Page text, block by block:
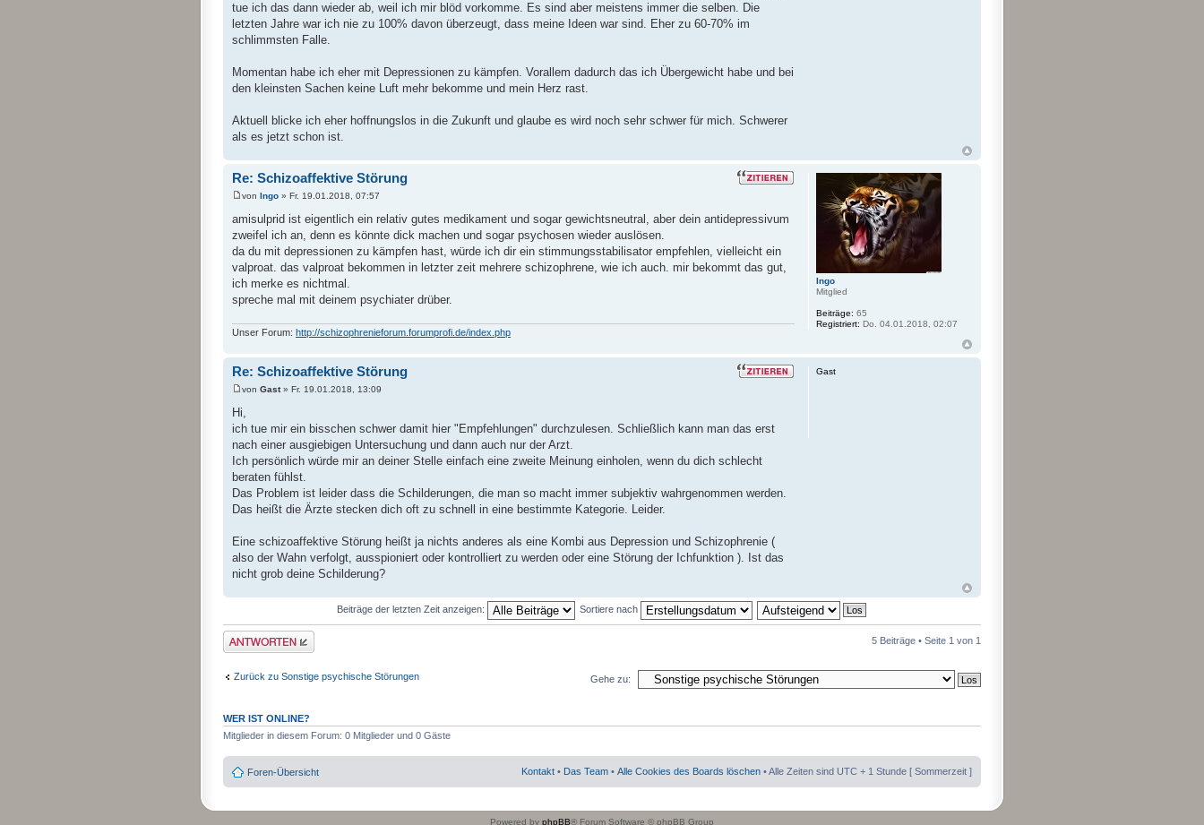
tue ich das dann wieder ab, weil ich mir blöd vorkomme. Es sind aber meistens immer die selben. Die
letzten Jahre war ich nie zu 100% davon überzeugt, dass meine Ideen war sind. Eher zu 60-70% im
schlimmsten Falle.
Momentan habe ich eher mit Depressionen zu kämpfen. Vorallem dadurch das ich Übergewicht habe und bei
den kleinsten Sachen keine Luft mehr bekomme und mein Herz rast.
Aktuell blicke ich eher hoffnungslos in die Zukunft und glaube es wird noch sehr schwer für mich. Schwerer
als es jetzt schon ist.
Re: Schizoaffektive Störung
von Ingo » Fr. 19.01.2018, 07:57
amisulprid ist eigentlich ein relativ gutes medikament und sogar gewichtsneutral, aber dein antidepressivum
zweifel ich an, denn es könnte dick machen und sogar psychosen wieder auslösen.
da du mit depressionen zu kämpfen hast, würde ich dir ein stimmungsstabilisator empfehlen, vielleicht ein
valproat. das valproat bekommen in letzter zeit mehrere schizophrene, wie ich auch. mir bekommt das gut,
ich merke es nichtmal.
spreche mal mit deinem psychiater drüber.
Unser Forum: http://schizophrenieforum.forumprofi.de/index.php
Ingo
Mitglied
Beiträge: 65
Registriert: Do. 04.01.2018, 02:07
Re: Schizoaffektive Störung
von Gast» Fr. 19.01.2018, 13:09
Hi,
ich tue mir ein bisschen schwer damit hier "Empfehlungen" durchzulesen. Schließlich kann man das erst
nach einer ausgiebigen Untersuchung und dann auch nur der Arzt.
Ich persönlich würde mir an deiner Stelle einfach eine zweite Meinung einholen, wenn du dich schlecht
beraten fühlst.
Das Problem ist leider dass die Schilderungen, die man so macht immer subjektiv wahrgenommen werden.
Das heißt die Ärzte stecken dich oft zu schnell in eine bestimmte Kategorie. Leider.
Eine schizoaffektive Störung heißt ja nichts anderes als eine Kombi aus Depression und Schizophrenie (
also der Wahn verfolgt, ausspioniert oder kontrolliert zu werden oder eine Störung der Ichfunktion ). Ist das
nicht grob deine Schilderung?
Gast
Beiträge der letzten Zeit anzeigen: Sortiere nach
Antwort erstellen 5 Beiträge • Seite 1 von 1
Zurück zu Sonstige psychische Störungen Gehe zu:
WER IST ONLINE?
Mitglieder in diesem Forum: 0 Mitglieder und 0 Gäste
Foren-Übersicht Kontakt • Das Team • Alle Cookies des Boards löschen • Alle Zeiten sind UTC + 1 Stunde [ Sommerzeit ]
Powered by phpBB® Forum Software © phpBB Group